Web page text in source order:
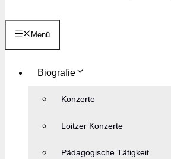
Menü
Biografie
Konzerte
Loitzer Konzerte
Pädagogische Tätigkeit